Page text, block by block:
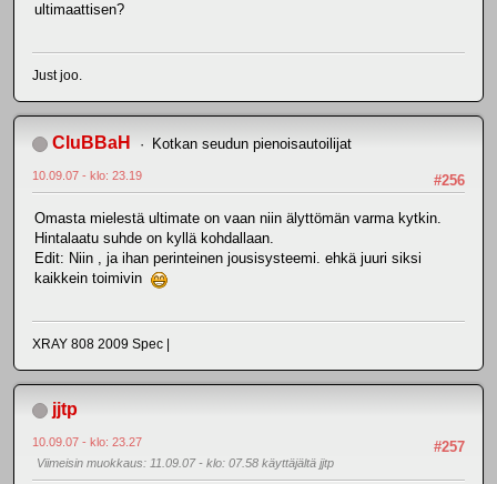
ultimaattisen?
Just joo.
CluBBaH Kotkan seudun pienoisautoilijat
#256
10.09.07 - klo: 23.19
Omasta mielestä ultimate on vaan niin älyttömän varma kytkin.
Hintalaatu suhde on kyllä kohdallaan.
Edit: Niin , ja ihan perinteinen jousisysteemi. ehkä juuri siksi
kaikkein toimivin
XRAY 808 2009 Spec |
jjtp
#257
10.09.07 - klo: 23.27
Viimeisin muokkaus: 11.09.07 - klo: 07.58 käyttäjältä jjtp